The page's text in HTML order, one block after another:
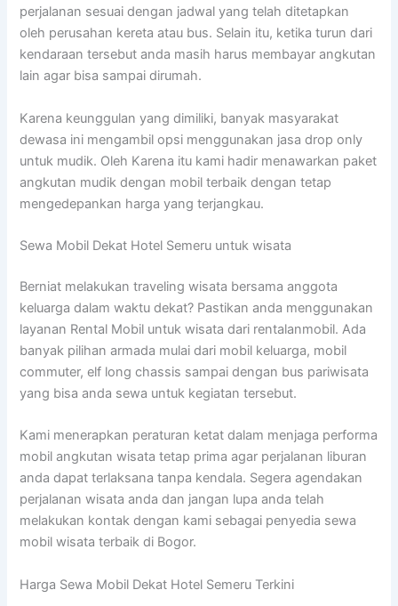
perjalanan sesuai dengan jadwal yang telah ditetapkan
oleh perusahan kereta atau bus. Selain itu, ketika turun dari
kendaraan tersebut anda masih harus membayar angkutan
lain agar bisa sampai dirumah.
Karena keunggulan yang dimiliki, banyak masyarakat
dewasa ini mengambil opsi menggunakan jasa drop only
untuk mudik. Oleh Karena itu kami hadir menawarkan paket
angkutan mudik dengan mobil terbaik dengan tetap
mengedepankan harga yang terjangkau.
Sewa Mobil Dekat Hotel Semeru untuk wisata
Berniat melakukan traveling wisata bersama anggota
keluarga dalam waktu dekat? Pastikan anda menggunakan
layanan Rental Mobil untuk wisata dari rentalanmobil. Ada
banyak pilihan armada mulai dari mobil keluarga, mobil
commuter, elf long chassis sampai dengan bus pariwisata
yang bisa anda sewa untuk kegiatan tersebut.
Kami menerapkan peraturan ketat dalam menjaga performa
mobil angkutan wisata tetap prima agar perjalanan liburan
anda dapat terlaksana tanpa kendala. Segera agendakan
perjalanan wisata anda dan jangan lupa anda telah
melakukan kontak dengan kami sebagai penyedia sewa
mobil wisata terbaik di Bogor.
Harga Sewa Mobil Dekat Hotel Semeru Terkini